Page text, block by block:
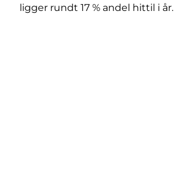
ligger rundt 17 % andel hittil i år.